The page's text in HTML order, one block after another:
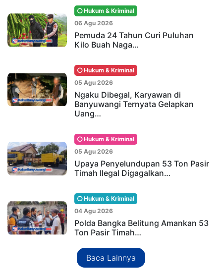
Hukum & Kriminal
06 Agu 2026
Pemuda 24 Tahun Curi Puluhan
Kilo Buah Naga…
Hukum & Kriminal
05 Agu 2026
Ngaku Dibegal, Karyawan di
Banyuwangi Ternyata Gelapkan
Uang…
Hukum & Kriminal
05 Agu 2026
Upaya Penyelundupan 53 Ton Pasir
Timah Ilegal Digagalkan…
Hukum & Kriminal
04 Agu 2026
Polda Bangka Belitung Amankan 53
Ton Pasir Timah…
Baca Lainnya